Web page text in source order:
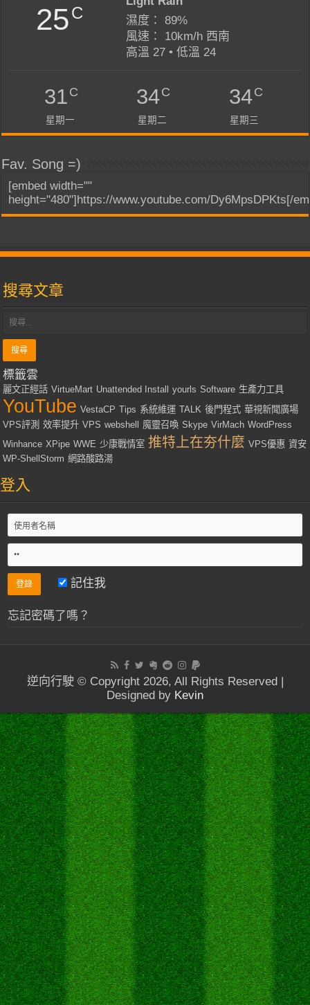
25C
濕度： 89%
風速： 10km/h 西南
高溫 27 • 低溫 24
31C
星期一
34C
星期二
34C
星期三
Fav. Song =)
[embed width=""
height="480"]https://www.youtube.com/Dy6MpsDPKts[/
搜尋文章
標籤雲
麗文正經話 VirtueMart Unattended Install yourls Software 生產力工具
YouTube VestaCP Tips 系統維運 TALK 後門程式 華視新聞廣場
VPS評測 效率提升 VPS webshell 魔靈召喚 Skype VirMach WordPress
Winhance XPipe WWE 少康戰情室 推特上在夯什麼 VPS優惠 資安
WP-ShellStorm 網路酸路湯
登入
記住我
忘記密碼了嗎？
逆向行駛 © Copyright 2026, All Rights Reserved |
Designed by Kevin